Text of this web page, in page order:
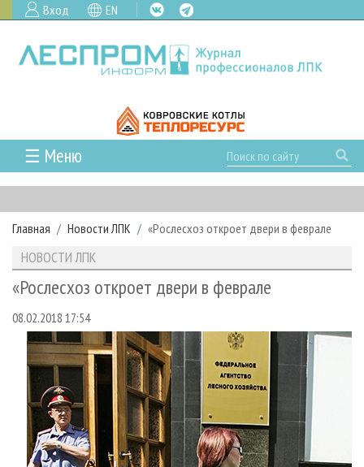
Вход EN
☰ Меню
ГЛАВНАЯ
РУБРИКИ И ТЕМЫ
РУБРИКИ ЖУРНАЛА
ЛЕСНОЕ ХОЗЯЙСТВО
ЛЕСОЗАГОТОВКА
ЛЕСОПИЛЕНИЕ
ДЕРЕВООБРАБОТКА
СУШКА ДРЕВЕСИНЫ
ПРОИЗВОДСТВО ДРЕВЕСНЫХ ПЛИТ
ДЕРЕВЯННОЕ ДОМОСТРОЕНИЕ
ПРОИЗВОДСТВО МЕБЕЛИ
НОВОСТИ
КАЛЕНДАРЬ СОБЫТИЙ
НОВОСТИ ЛПК
НОВОСТИ ЖУРНАЛА
НОВОСТИ КОМПАНИЙ
ПРОЕКТЫ ЛПИ
АНАЛИТИКА
ПРЕДПРИЯТИЯ ЛПК
ЛЕСНЫЕ РЕГИОНЫ РОССИИ
ПЕРСОНЫ
МОБИЛЬНЫЕ ВЫСТАВКИ
ОФИЦИАЛЬНЫЕ ДЕЛЕГАЦИИ
ПРИОРИТЕТНЫЕ ИНВЕСТПРОЕКТЫ
АРХИВ
АРХИВ ЖУРНАЛОВ
СТАТЬИ
О ЖУРНАЛЕ
ПОДПИСКА
КОНТАКТЫ
РЕКЛАМОДАТЕЛЯМ
РЕКЛАМА
РЕКЛАМА НА САЙТЕ
Главная Новости ЛПК «Рослесхоз откроет двери в феврале
НОВОСТИ ЛПК
«Рослесхоз откроет двери в феврале
08.02.2018 17:54